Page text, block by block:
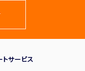
トサービス